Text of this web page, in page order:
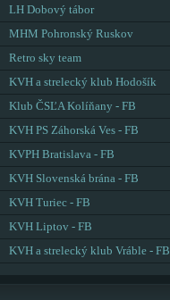
LH Dobový tábor
MHM Pohronský Ruskov
Retro sky team
KVH a strelecký klub Hodošík
Klub ČSĽA Kolíňany - FB
KVH PS Záhorská Ves - FB
KVPH Bratislava - FB
KVH Slovenská brána - FB
KVH Turiec - FB
KVH Liptov - FB
KVH a strelecký klub Vráble - FB